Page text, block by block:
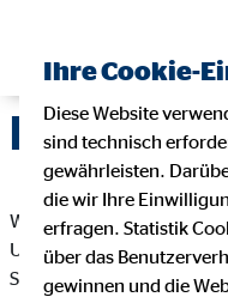
Wir freuen uns sehr über
Unternehmen.
Stellenwert bei der OVB
Ihre Cookie-
Diese Website
sind technisch
gewährleisten.
die wir Ihre
erfragen. Statistik
über das
gewinnen und die